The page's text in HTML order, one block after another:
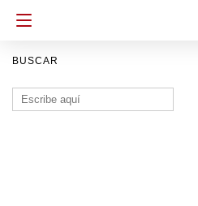
BUSCAR
Buscar: